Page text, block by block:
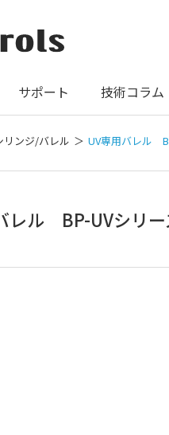
サポート 技術コラム
リンジ/バレル UV専用バレル
レル BP-UVシリー